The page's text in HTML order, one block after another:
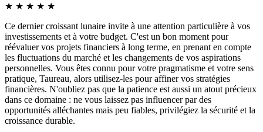
★ ★ ★ ★ ★
Ce dernier croissant lunaire invite à une attention particulière à vos
investissements et à votre budget. C'est un bon moment pour
réévaluer vos projets financiers à long terme, en prenant en compte
les fluctuations du marché et les changements de vos aspirations
personnelles. Vous êtes connu pour votre pragmatisme et votre sens
pratique, Taureau, alors utilisez-les pour affiner vos stratégies
financières. N'oubliez pas que la patience est aussi un atout précieux
dans ce domaine : ne vous laissez pas influencer par des
opportunités alléchantes mais peu fiables, privilégiez la sécurité et la
croissance durable.